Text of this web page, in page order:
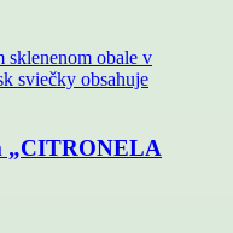
„CITRONELA